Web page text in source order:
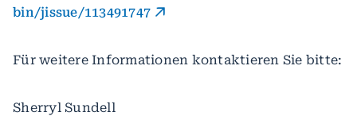
bin/jissue/113491747
Für weitere Informationen kontaktieren Sie bitte:
Sherryl Sundell